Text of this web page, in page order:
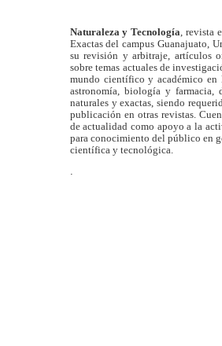
Naturaleza y Tecnología, revista
Exactas del campus Guanajuato,
su revisión y arbitraje, artículos
sobre temas actuales de
mundo científico y académico en
astronomía, biología y farmacia,
naturales y exactas, siendo
publicación en otras revistas.
de actualidad como apoyo a la
para conocimiento del público en
científica y tecnológica.
.